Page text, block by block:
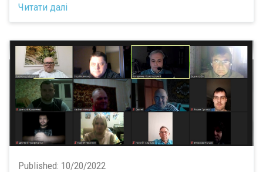
Читати далі
Published: 10/20/2022